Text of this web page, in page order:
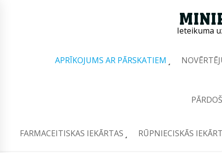
Ieteikuma
APRĪKOJUMS AR PĀRSKATIEM
FARMACEITISKAS IEKĀRTAS RŪPNIECISKĀS